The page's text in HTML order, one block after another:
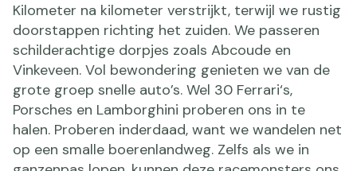
Kilometer na kilometer verstrijkt, terwijl we rustig
doorstappen richting het zuiden. We passeren
schilderachtige dorpjes zoals Abcoude en
Vinkeveen. Vol bewondering genieten we van de
grote groep snelle auto’s. Wel 30 Ferrari‘s,
Porsches en Lamborghini proberen ons in te
halen. Proberen inderdaad, want we wandelen net
op een smalle boerenlandweg. Zelfs als we in